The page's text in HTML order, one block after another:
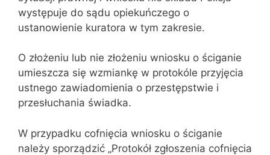
występuje do sądu opiekuńczego o
ustanowienie kuratora w tym zakresie.
O złożeniu lub nie złożeniu wniosku o ściganie
umieszcza się wzmiankę w protokóle przyjęcia
ustnego zawiadomienia o przestępstwie i
przesłuchania świadka.
W przypadku cofnięcia wniosku o ściganie
należy sporządzić „Protokół zgłoszenia cofnięcia